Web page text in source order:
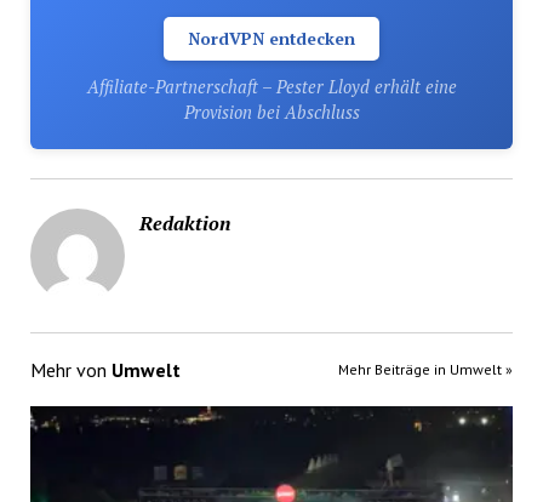
NordVPN entdecken
Affiliate-Partnerschaft – Pester Lloyd erhält eine
Provision bei Abschluss
Redaktion
Mehr von Umwelt Mehr Beiträge in Umwelt »